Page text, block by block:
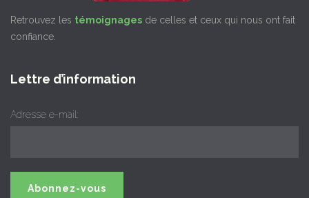
Retrouvez les témoignages de celles et ceux qui nous ont fait
confiance.
Lettre d’information
Adresse e-mail: